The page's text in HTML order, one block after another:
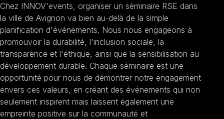
Chez INNOV'events, organiser un séminaire RSE dans
la ville de Avignon va bien au-delà de la simple
planification d'événements. Nous nous engageons à
promouvoir la durabilité, l'inclusion sociale, la
transparence et l'éthique, ainsi que la sensibilisation au
développement durable. Chaque séminaire est une
opportunité pour nous de démontrer notre engagement
envers ces valeurs, en créant des événements qui non
seulement inspirent mais laissent également une
empreinte positive sur la communauté et